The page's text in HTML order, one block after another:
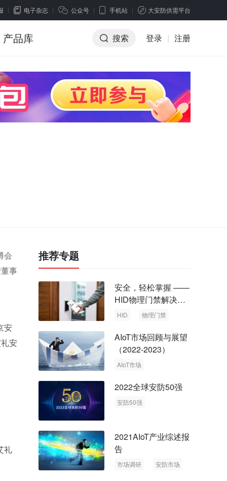
电子杂志 公众号 手机站 大安防供需平台
产品库 搜索 登录 | 注册
会
事
安
安
礼
推荐专题
安全，轻松掌握 ——
HID物理门禁解决方
案，启动智慧安全新
HID 物理门禁
AIoT市场回顾与展望
（2022-2023）
AIoT市场
2022全球安防50强
安防50强
2021AIoT产业综述报
告
市场调研
安防市场